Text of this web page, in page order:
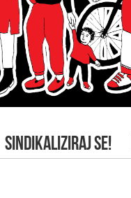
SINDIKALIZIRAJ SE!